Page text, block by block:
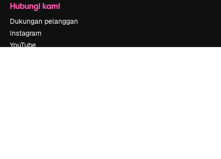
Hubungi kami
Dukungan pelanggan
Instagram
YouTube